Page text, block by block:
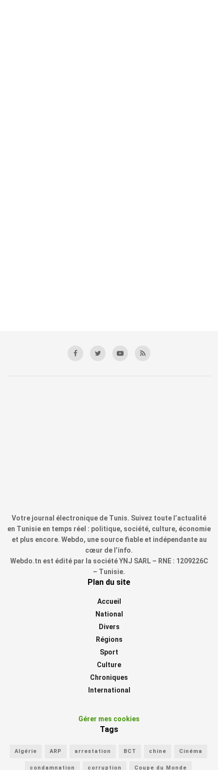
Votre journal électronique de Tunis. Suivez toute l’actualité
en Tunisie en temps réel : politique, société, culture, économie
et plus encore. Webdo, une source fiable et indépendante au
cœur de l’info.
Webdo.tn est édité par la société YNJ SARL – RNE : 1209226C
– Tunisie.
Plan du site
Accueil
National
Divers
Régions
Sport
Culture
Chroniques
International
Gérer mes cookies
Tags
Algérie ARP arrestation BCT chine Cinéma
condamnation corruption Coupe du Monde